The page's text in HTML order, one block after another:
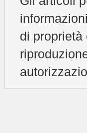
di proprietà